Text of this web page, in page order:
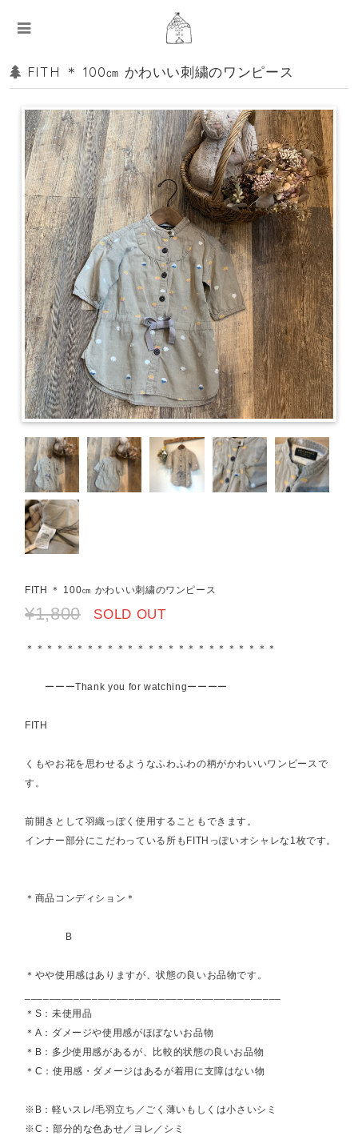
FITH ＊ 100㎝ かわいい刺繍のワンピース
FITH ＊ 100㎝ かわいい刺繍のワンピース
¥1,800 SOLD OUT
＊＊＊＊＊＊＊＊＊＊＊＊＊＊＊＊＊＊＊＊＊＊＊＊＊
ーーーThank you for watchingーーーー
FITH
くもやお花を思わせるようなふわふわの柄がかわいいワンピースで
す。
前開きとして羽織っぽく使用することもできます。
インナー部分にこだわっている所もFITHっぽいオシャレな1枚です。
＊商品コンディション＊
B
＊やや使用感はありますが、状態の良いお品物です。
＊S：未使用品
＊A：ダメージや使用感がほぼないお品物
＊B：多少使用感があるが、比較的状態の良いお品物
＊C：使用感・ダメージはあるが着用に支障はない物
※B：軽いスレ/毛羽立ち／ごく薄いもしくは小さいシミ
※C：部分的な色あせ／ヨレ／シミ